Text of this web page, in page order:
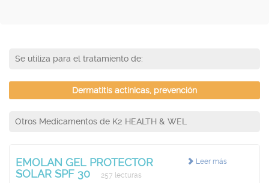
Se utiliza para el tratamiento de:
Dermatitis actínicas, prevención
Otros Medicamentos de K2 HEALTH & WEL
Leer más
EMOLAN GEL PROTECTOR
SOLAR SPF 30
257 lecturas